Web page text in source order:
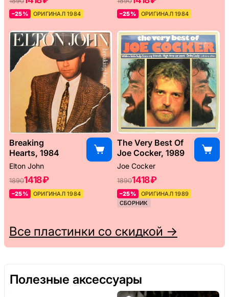
–25% ОРИГИНАЛ 1984 –25% ОРИГИНАЛ 1984
Breaking
Hearts, 1984
Elton John
18901418 ₽
–25% ОРИГИНАЛ 1984
The Very Best Of
Joe Cocker, 1989
Joe Cocker
18901418 ₽
–25%
ОРИГИНАЛ 1989
СБОРНИК
Все пластинки со скидкой →
Полезные аксессуары